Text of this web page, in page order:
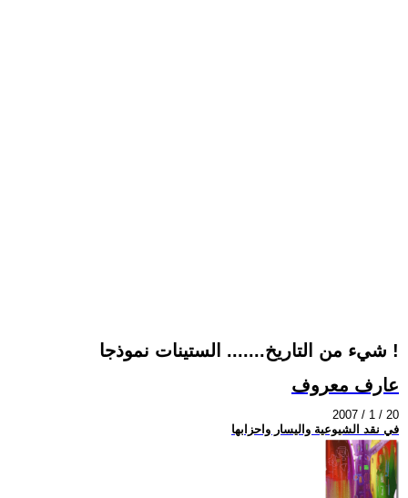
شيء من التاريخ....... الستينات نموذجا !
عارف معروف
2007 / 1 / 20
في نقد الشيوعية واليسار واحزابها